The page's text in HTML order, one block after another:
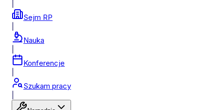
Sejm RP
Nauka
Konferencje
Szukam pracy